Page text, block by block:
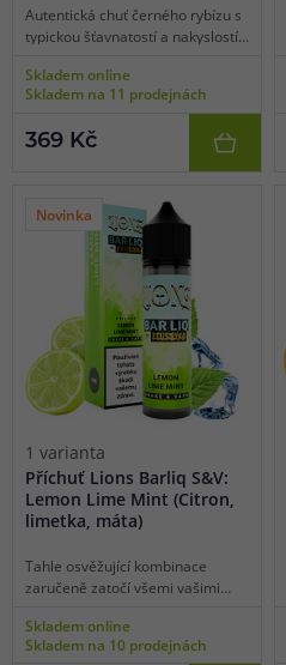
Autentická chuť černého rybízu s
typickou šťavnatostí a nakyslostí
aromatickými tóny tohoto
jedinečného bobulovitého ovoce.
černého rybízu bez dalších
výrazná.
Skladem online
Skladem na 11 prodejnách
369 Kč
Novinka
1 varianta
Příchuť Lions Barliq S&V:
Lemon Lime Mint (Citron,
limetka, máta)
Tahle osvěžující kombinace
zaručeně zatočí všemi vašimi
intenzivní citrusové chuti a
aromatické máty s mentolem.
Skladem online
Skladem na 10 prodejnách